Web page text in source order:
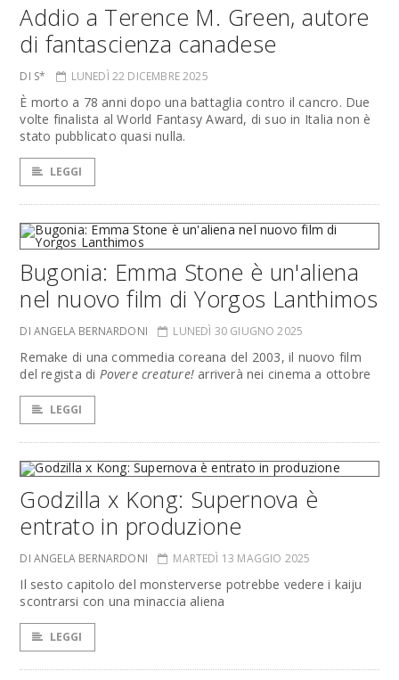
Addio a Terence M. Green, autore
di fantascienza canadese
DI S* LUNEDÌ 22 DICEMBRE 2025
È morto a 78 anni dopo una battaglia contro il cancro. Due
volte finalista al World Fantasy Award, di suo in Italia non è
stato pubblicato quasi nulla.
LEGGI
Bugonia: Emma Stone è un'aliena
nel nuovo film di Yorgos Lanthimos
DI ANGELA BERNARDONI LUNEDÌ 30 GIUGNO 2025
Remake di una commedia coreana del 2003, il nuovo film
del regista di Povere creature!arriverà nei cinema a ottobre
LEGGI
Godzilla x Kong: Supernova è
entrato in produzione
DI ANGELA BERNARDONI MARTEDÌ 13 MAGGIO 2025
Il sesto capitolo del monsterverse potrebbe vedere i kaiju
scontrarsi con una minaccia aliena
LEGGI